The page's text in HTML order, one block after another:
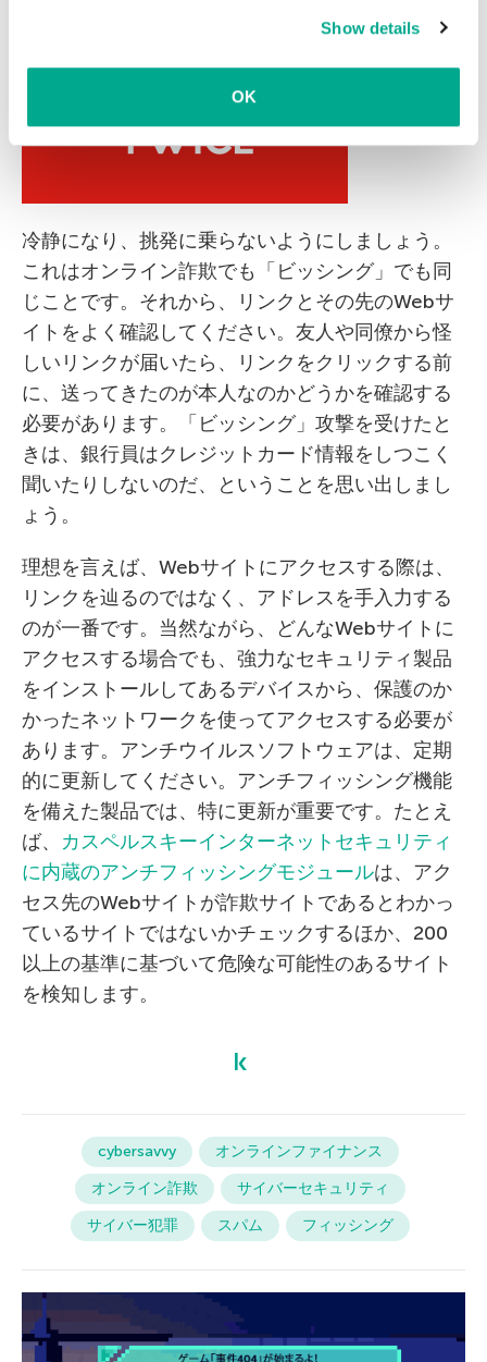
Show details
OK
冷静になり、挑発に乗らないようにしましょう。
これはオンライン詐欺でも「ビッシング」でも同
じことです。それから、リンクとその先のWebサ
イトをよく確認してください。友人や同僚から怪
しいリンクが届いたら、リンクをクリックする前
に、送ってきたのが本人なのかどうかを確認する
必要があります。「ビッシング」攻撃を受けたと
きは、銀行員はクレジットカード情報をしつこく
聞いたりしないのだ、ということを思い出しまし
ょう。
理想を言えば、Webサイトにアクセスする際は、
リンクを辿るのではなく、アドレスを手入力する
のが一番です。当然ながら、どんなWebサイトに
アクセスする場合でも、強力なセキュリティ製品
をインストールしてあるデバイスから、保護のか
かったネットワークを使ってアクセスする必要が
あります。アンチウイルスソフトウェアは、定期
的に更新してください。アンチフィッシング機能
を備えた製品では、特に更新が重要です。たとえ
ば、 カスペルスキーインターネットセキュリティ
に内蔵のアンチフィッシングモジュールは、アク
セス先のWebサイトが詐欺サイトであるとわかっ
ているサイトではないかチェックするほか、200
以上の基準に基づいて危険な可能性のあるサイト
を検知します。
cybersavvy
オンラインファイナンス
オンライン詐欺
サイバーセキュリティ
サイバー犯罪
スパム フィッシング